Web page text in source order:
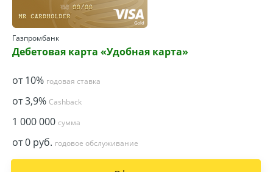
Газпромбанк
Дебетовая карта «Удобная карта»
от 10% годовая ставка
от 3,9% Cashback
1 000 000 сумма
от 0 руб. годовое обслуживание